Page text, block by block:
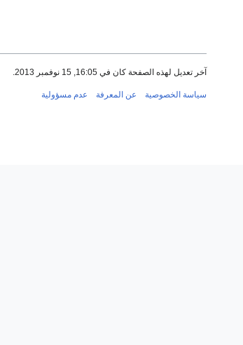
آخر تعديل لهذه الصفحة كان في 16:05, 15 نوفمبر 2013.
سياسة الخصوصية عن المعرفة عدم مسؤولية